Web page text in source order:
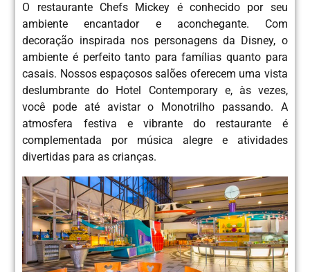
O restaurante Chefs Mickey é conhecido por seu
ambiente encantador e aconchegante. Com
decoração inspirada nos personagens da Disney, o
ambiente é perfeito tanto para famílias quanto para
casais. Nossos espaçosos salões oferecem uma vista
deslumbrante do Hotel Contemporary e, às vezes,
você pode até avistar o Monotrilho passando. A
atmosfera festiva e vibrante do restaurante é
complementada por música alegre e atividades
divertidas para as crianças.